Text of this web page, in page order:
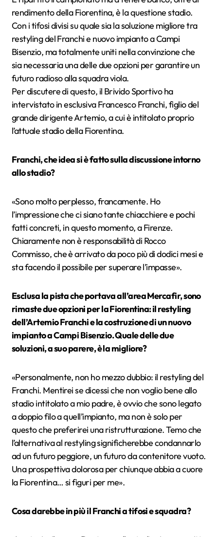
rendimento della Fiorentina, è la questione stadio.
Con i tifosi divisi su quale sia la soluzione migliore tra
restyling del Franchi e nuovo impianto a Campi
Bisenzio, ma totalmente uniti nella convinzione che
sia necessaria una delle due opzioni per garantire un
futuro radioso alla squadra viola.
Per discutere di questo, il Brivido Sportivo ha
intervistato in esclusiva Francesco Franchi, figlio del
grande dirigente Artemio, a cui è intitolato proprio
l’attuale stadio della Fiorentina.
Franchi, che idea si è fatto sulla discussione intorno
allo stadio?
«Sono molto perplesso, francamente. Ho
l’impressione che ci siano tante chiacchiere e pochi
fatti concreti, in questo momento, a Firenze.
Chiaramente non è responsabilità di Rocco
Commisso, che è arrivato da poco più di dodici mesi e
sta facendo il possibile per superare l’impasse».
Esclusa la pista che portava all’area Mercafir, sono
rimaste due opzioni per la Fiorentina: il restyling
dell’Artemio Franchi e la costruzione di un nuovo
impianto a Campi Bisenzio. Quale delle due
soluzioni, a suo parere, è la migliore?
«Personalmente, non ho mezzo dubbio: il restyling del
Franchi. Mentirei se dicessi che non voglio bene allo
stadio intitolato a mio padre, è ovvio che sono legato
a doppio filo a quell’impianto, ma non è solo per
questo che preferirei una ristrutturazione. Temo che
l’alternativa al restyling significherebbe condannarlo
ad un futuro peggiore, un futuro da contenitore vuoto.
Una prospettiva dolorosa per chiunque abbia a cuore
la Fiorentina… si figuri per me».
Cosa darebbe in più il Franchi a tifosi e squadra?